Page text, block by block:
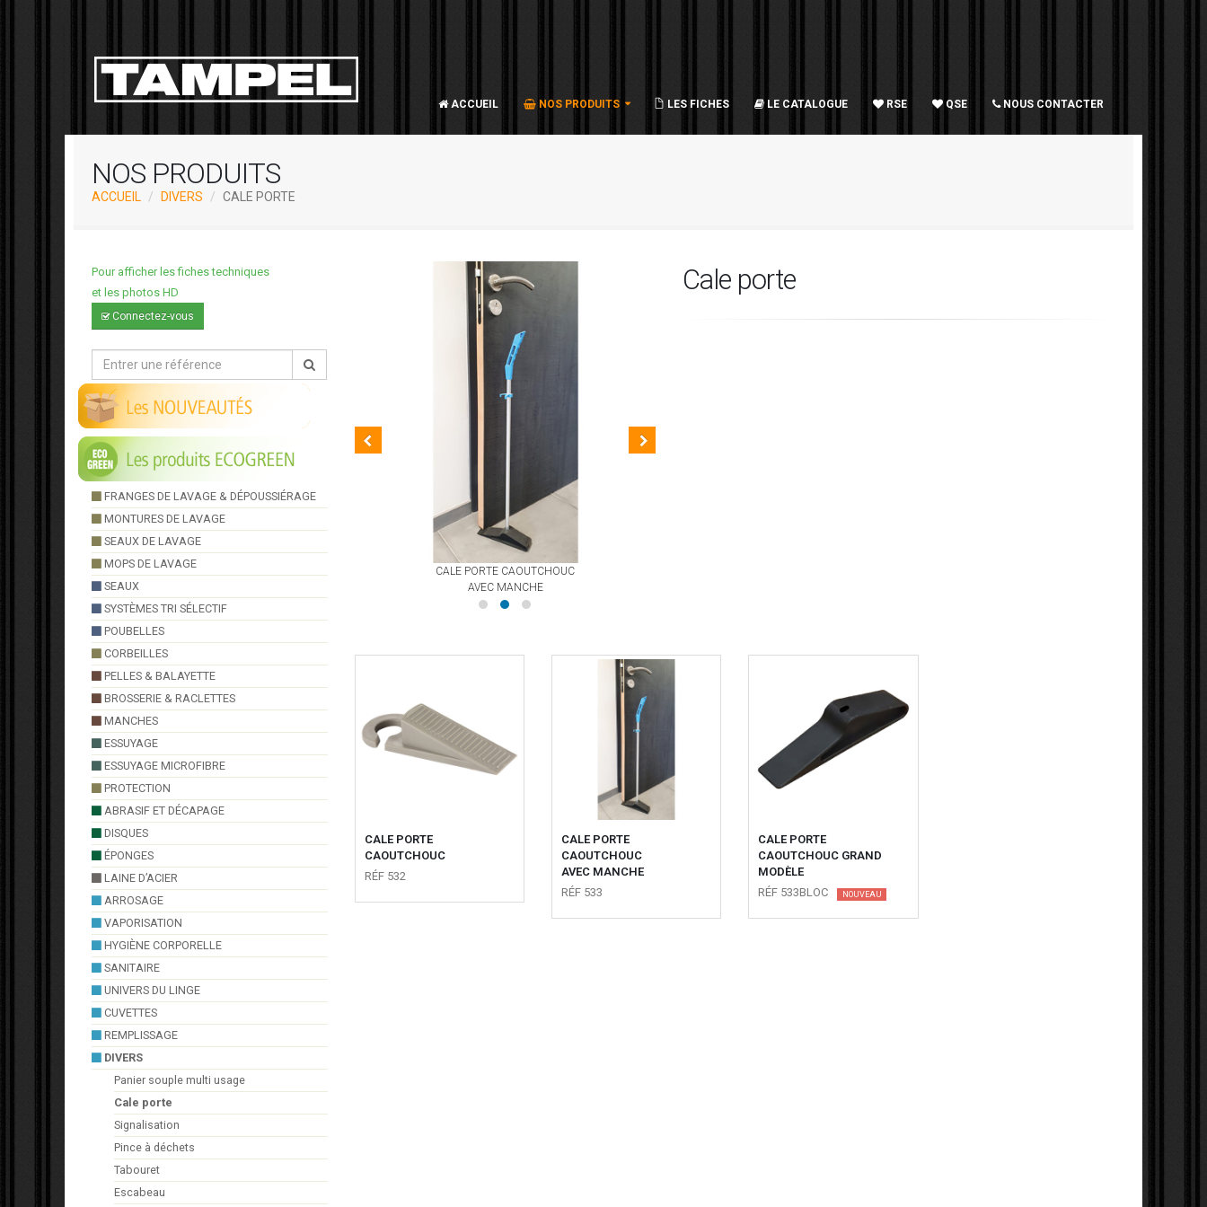
ACCUEIL NOS PRODUITS LES FICHES LE CATALOGUE RSE QSE NOUS CONTACTER
NOS PRODUITS
ACCUEIL DIVERS CALE PORTE
Pour afficher les fiches techniques
et les photos HD
Connectez-vous
FRANGES DE LAVAGE & DÉPOUSSIÉRAGE
MONTURES DE LAVAGE
SEAUX DE LAVAGE
MOPS DE LAVAGE
SEAUX
SYSTÈMES TRI SÉLECTIF
POUBELLES
CORBEILLES
PELLES & BALAYETTE
BROSSERIE & RACLETTES
MANCHES
ESSUYAGE
ESSUYAGE MICROFIBRE
PROTECTION
ABRASIF ET DÉCAPAGE
DISQUES
ÉPONGES
LAINE D’ACIER
ARROSAGE
VAPORISATION
HYGIÈNE CORPORELLE
SANITAIRE
UNIVERS DU LINGE
CUVETTES
REMPLISSAGE
DIVERS
Panier souple multi usage
Cale porte
Signalisation
Pince à déchets
Tabouret
Escabeau
CALE PORTE CAOUTCHOUC
CALE PORTE CAOUTCHOUC
AVEC MANCHE
Cale porte
CALE PORTE
CAOUTCHOUC
RÉF 532
CALE PORTE
CAOUTCHOUC
AVEC MANCHE
RÉF 533
CALE PORTE
CAOUTCHOUC GRAND
MODÈLE
RÉF 533BLOC
NOUVEAU